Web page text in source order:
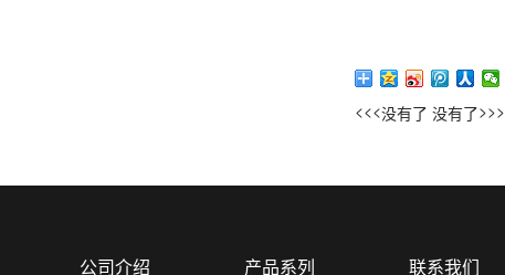
<<<没有了 没有了>>>
公司介绍 产品系列 联系我们